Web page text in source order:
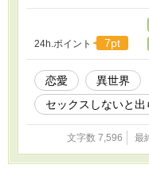
24h.ポイント 7pt
恋愛
異世界
セックスしないと
文字数 7,596 最